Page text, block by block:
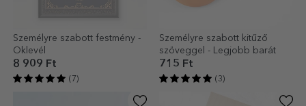
Személyre szabott festmény -
Oklevél
8 909 Ft
(7)
Személyre szabott kitűző
szöveggel - Legjobb barát
715 Ft
(3)